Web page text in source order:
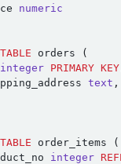
numeric
TABLE orders
(
integer PRIMARY KEY
text ,
TABLE order_items
(
integer